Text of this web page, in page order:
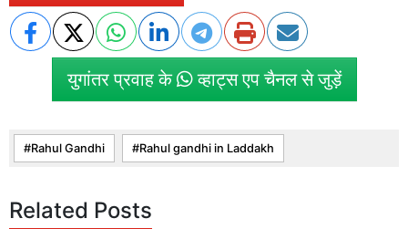
युगांतर प्रवाह के व्हाट्स एप चैनल से जुड़ें
Rahul Gandhi Rahul gandhi in Laddakh
Related Posts